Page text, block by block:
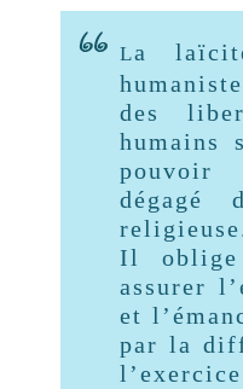
La
des
humains
pouvoir
dégagé
Il
assurer
et
par la